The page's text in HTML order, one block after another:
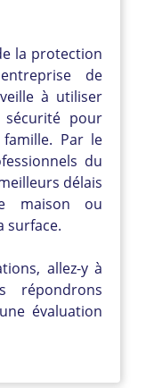
la protection
de
à utiliser
pour
Par le
du
délais
maison ou
surface.
allez-y à
répondrons
évaluation